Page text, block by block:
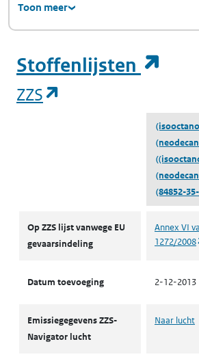
Toon meer
Stoffenlijsten
ZZS
(84852-
Op ZZS lijst vanwege EU
gevaarsindeling
Annex VI
1272/2008
Datum toevoeging 2-12-2013
Emissiegegevens ZZS-
Navigator lucht
Naar lucht